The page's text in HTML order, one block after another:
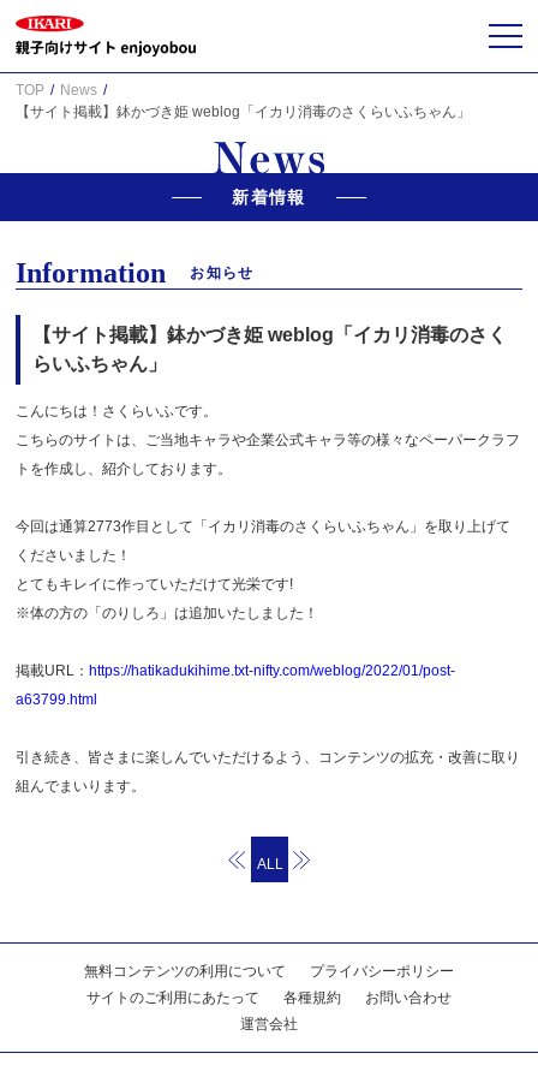
TOP
News
【サイト掲載】鉢かづき姫 weblog「イカリ消毒のさくらいふちゃん」
新着情報
Information お知らせ
【サイト掲載】鉢かづき姫 weblog「イカリ消毒のさく
らいふちゃん」
こんにちは！さくらいふです。
こちらのサイトは、ご当地キャラや企業公式キャラ等の様々なペーパークラフ
トを作成し、紹介しております。
今回は通算2773作目として「イカリ消毒のさくらいふちゃん」を取り上げて
くださいました！
とてもキレイに作っていただけて光栄です!
※体の方の「のりしろ」は追加いたしました！
掲載URL： https://hatikadukihime.txt-nifty.com/weblog/2022/01/post-
a63799.html
引き続き、皆さまに楽しんでいただけるよう、コンテンツの拡充・改善に取り
組んでまいります。
ALL
無料コンテンツの利用について
プライバシーポリシー
サイトのご利用にあたって
各種規約
お問い合わせ
運営会社